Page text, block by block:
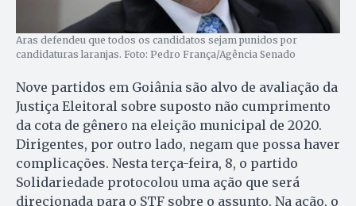
Aras defendeu que todos os candidatos sejam punidos por
candidaturas laranjas. Foto: Pedro França/Agência Senado
Nove partidos em Goiânia são alvo de avaliação da
Justiça Eleitoral sobre suposto não cumprimento
da cota de gênero na eleição municipal de 2020.
Dirigentes, por outro lado, negam que possa haver
complicações. Nesta terça-feira, 8, o partido
Solidariedade protocolou uma ação que será
direcionada para o STF sobre o assunto. Na ação, o